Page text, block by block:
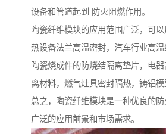
设备和管道起到 防火阻燃作用。
陶瓷纤维模块的应用范围广泛，可
热设备法兰高温密封，汽车行业高温
陶瓷烧成件的防烧结隔离垫片，电
离材料，燃气灶具密封隔热，铸铝模
总之，陶瓷纤维模块是一种优良的
广泛的应用前景和市场需求。